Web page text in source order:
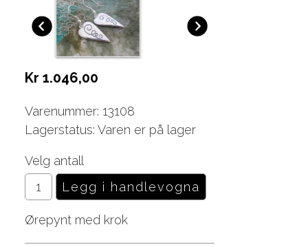
Kr 1.046,00
Varenummer: 13108
Lagerstatus: Varen er på lager
Velg antall
Ørepynt med krok